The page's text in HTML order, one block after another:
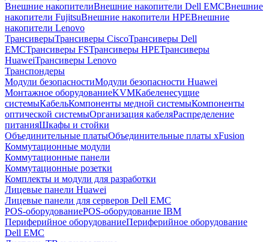
Внешние накопителиВнешние накопители Dell EMCВнешние
накопители FujitsuВнешние накопители HPEВнешние
накопители Lenovo
ТрансиверыТрансиверы CiscoТрансиверы Dell
EMCТрансиверы FSТрансиверы HPEТрансиверы
HuaweiТрансиверы Lenovo
Транспондеры
Модули безопасностиМодули безопасности Huawei
Монтажное оборудованиеKVMКабеленесущие
системыКабельКомпоненты медной системыКомпоненты
оптической системыОрганизация кабеляРаспределение
питанияШкафы и стойки
Объединительные платыОбъединительные платы xFusion
Коммутационные модули
Коммутационные панели
Коммутационные розетки
Комплекты и модули для разработки
Лицевые панели Huawei
Лицевые панели для серверов Dell EMC
POS-оборудованиеPOS-оборудование IBM
Периферийное оборудованиеПериферийное оборудование
Dell EMC